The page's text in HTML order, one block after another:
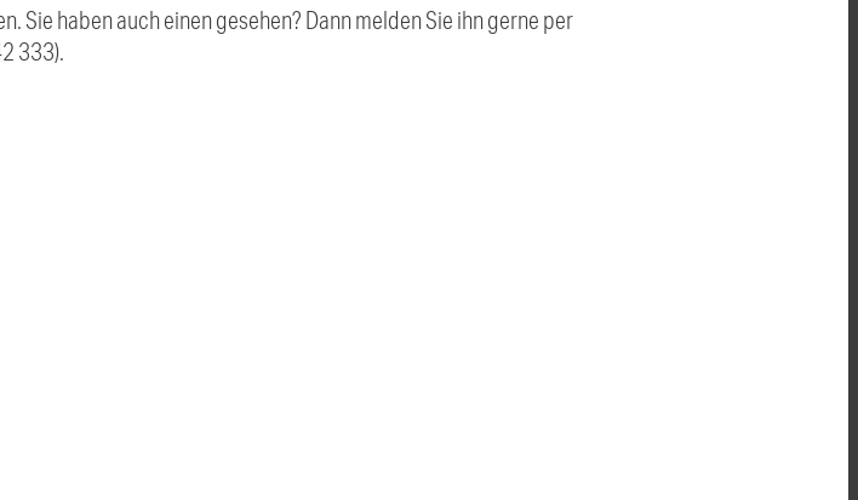
Sie haben auch einen gesehen? Dann melden Sie ihn gerne per
333).